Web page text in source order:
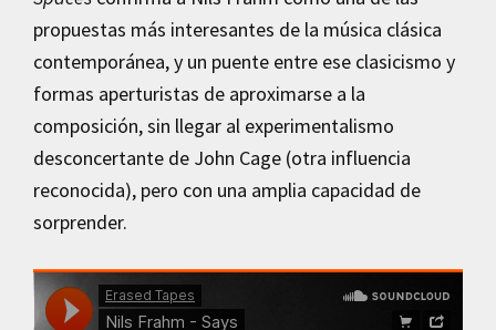
propuestas más interesantes de la música clásica
contemporánea, y un puente entre ese clasicismo y
formas aperturistas de aproximarse a la
composición, sin llegar al experimentalismo
desconcertante de John Cage (otra influencia
reconocida), pero con una amplia capacidad de
sorprender.